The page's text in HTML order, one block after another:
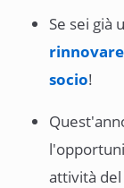
Se sei già
socio!
attività